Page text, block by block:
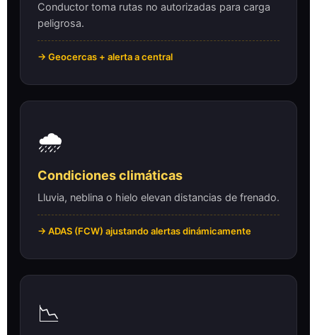
Conductor toma rutas no autorizadas para carga
peligrosa.
→ Geocercas + alerta a central
🌧️
Condiciones climáticas
Lluvia, neblina o hielo elevan distancias de frenado.
→ ADAS (FCW) ajustando alertas dinámicamente
📉